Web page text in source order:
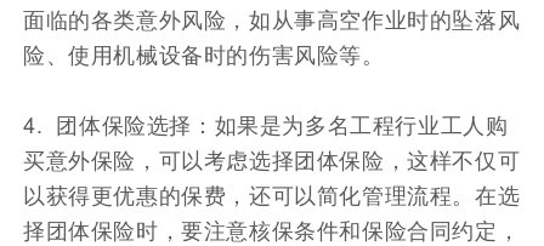
面临的各类意外风险，如从事高空作业时的坠落风
险、使用机械设备时的伤害风险等。
4. 团体保险选择：如果是为多名工程行业工人购
买意外保险，可以考虑选择团体保险，这样不仅可
以获得更优惠的保费，还可以简化管理流程。在选
择团体保险时，要注意核保条件和保险合同约定，